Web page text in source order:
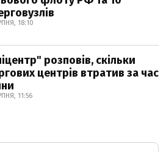
18:10
розповів, скільки
центрів втратив за час
11:56